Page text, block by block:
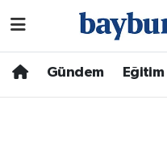
Gündem Eğitim
Hava Durumu